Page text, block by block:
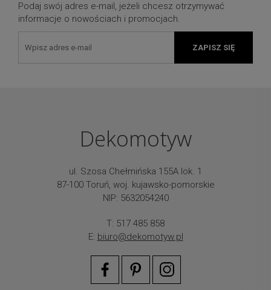
Podaj swój adres e-mail, jeżeli chcesz otrzymywać
informacje o nowościach i promocjach.
ZAPISZ SIĘ
Dekomotyw
ul. Szosa Chełmińska 155A lok. 1
87-100 Toruń, woj. kujawsko-pomorskie
NIP: 5632054240
T: 517 485 858
E: biuro@dekomotyw.pl